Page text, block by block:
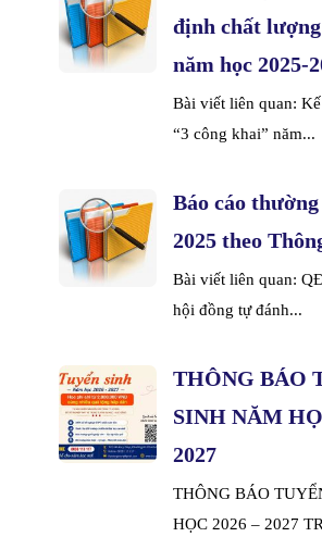
định chất
năm học 2025-
Bài viết liên quan:
“3 công khai” năm...
Báo cáo
2025 theo
Bài viết liên quan:
hội đồng tự đánh...
THÔNG BÁO
SINH NĂM
2027
THÔNG BÁO
HỌC 2026 – 2027